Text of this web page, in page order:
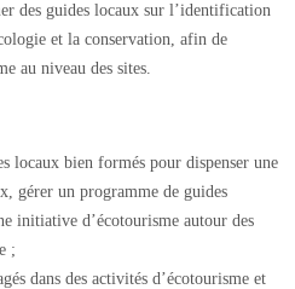
des guides locaux sur l’identification
et la conservation, afin de
au niveau des sites.
locaux bien formés pour dispenser une
gérer un programme de guides
initiative d’écotourisme autour des
;
dans des activités d’écotourisme et